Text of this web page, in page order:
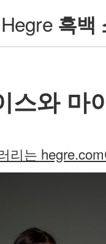
Hegre 흑백
스와 마
리는